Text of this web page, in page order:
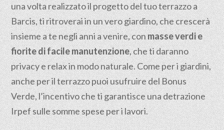
una volta realizzato il progetto del tuo terrazzo a
Barcis, ti ritroverai in un vero giardino, che crescerà
insieme a te negli anni a venire, conmasse verdi e
fiorite di facile manutenzione, che ti daranno
privacy e relax in modo naturale. Come per i giardini,
anche per il terrazzo puoi usufruire del Bonus
Verde, l’incentivo che ti garantisce una detrazione
Irpef sulle somme spese per i lavori.